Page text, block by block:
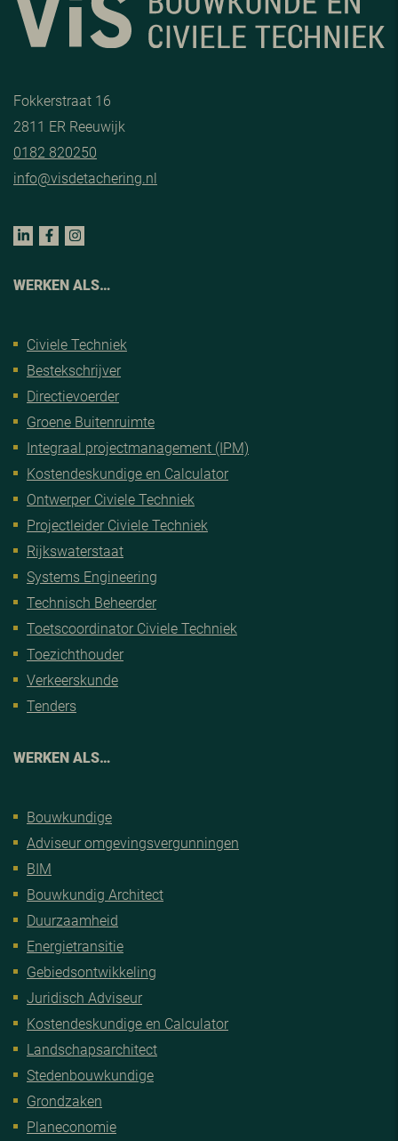
Fokkerstraat 16
2811 ER Reeuwijk
0182 820250
info@visdetachering.nl
WERKEN ALS…
Civiele Techniek
Bestekschrijver
Directievoerder
Groene Buitenruimte
Integraal projectmanagement (IPM)
Kostendeskundige en Calculator
Ontwerper Civiele Techniek
Projectleider Civiele Techniek
Rijkswaterstaat
Systems Engineering
Technisch Beheerder
Toetscoordinator Civiele Techniek
Toezichthouder
Verkeerskunde
Tenders
WERKEN ALS…
Bouwkundige
Adviseur omgevingsvergunningen
BIM
Bouwkundig Architect
Duurzaamheid
Energietransitie
Gebiedsontwikkeling
Juridisch Adviseur
Kostendeskundige en Calculator
Landschapsarchitect
Stedenbouwkundige
Grondzaken
Planeconomie